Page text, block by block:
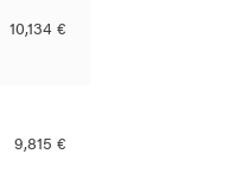
10,134 €
9,815 €